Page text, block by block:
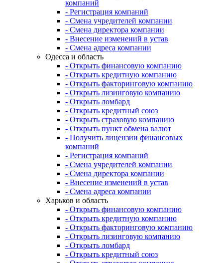
компаний
- Регистрация компаний
- Смена учредителей компании
- Смена директора компании
- Внесение изменений в устав
- Смена адреса компании
Одесса и область
- Открыть финансовую компанию
- Открыть кредитную компанию
- Открыть факторинговую компанию
- Открыть лизинговую компанию
- Открыть ломбард
- Открыть кредитный союз
- Открыть страховую компанию
- Открыть пункт обмена валют
- Получить лицензии финансовых
компаний
- Регистрация компаний
- Смена учредителей компании
- Смена директора компании
- Внесение изменений в устав
- Смена адреса компании
Харьков и область
- Открыть финансовую компанию
- Открыть кредитную компанию
- Открыть факторинговую компанию
- Открыть лизинговую компанию
- Открыть ломбард
- Открыть кредитный союз